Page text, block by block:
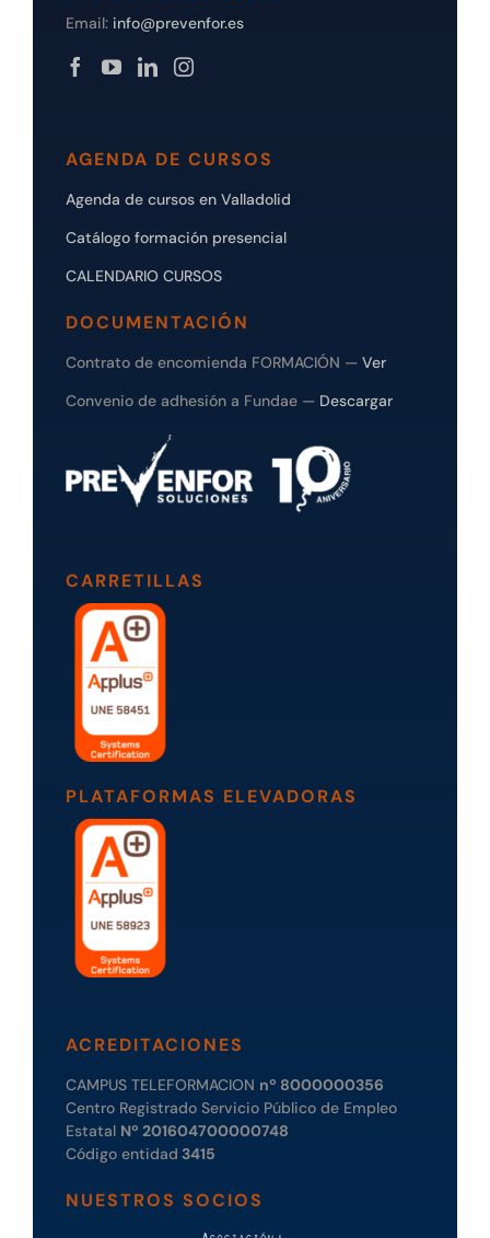
Email: info@prevenfor.es
AGENDA DE CURSOS
Agenda de cursos en Valladolid
Catálogo formación presencial
CALENDARIO CURSOS
DOCUMENTACIÓN
Contrato de encomienda FORMACIÓN — Ver
Convenio de adhesión a Fundae — Descargar
CARRETILLAS
PLATAFORMAS ELEVADORAS
ACREDITACIONES
CAMPUS TELEFORMACION nº 8000000356
Centro Registrado Servicio Público de Empleo
Estatal Nº 201604700000748
Código entidad 3415
NUESTROS SOCIOS